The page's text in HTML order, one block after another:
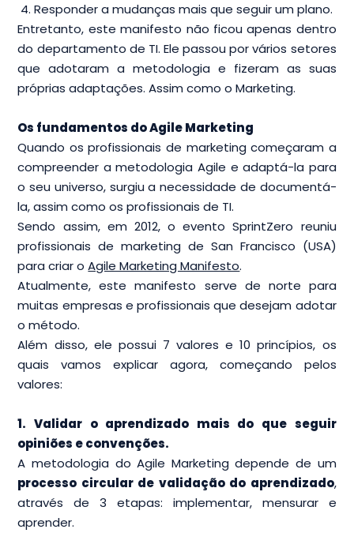
4. Responder a mudanças mais que seguir um plano.
Entretanto, este manifesto não ficou apenas dentro
do departamento de TI. Ele passou por vários setores
que adotaram a metodologia e fizeram as suas
próprias adaptações. Assim como o Marketing.
Os fundamentos do Agile Marketing
Quando os profissionais de marketing começaram a
compreender a metodologia Agile e adaptá-la para
o seu universo, surgiu a necessidade de documentá-
la, assim como os profissionais de TI.
Sendo assim, em 2012, o evento SprintZero reuniu
profissionais de marketing de San Francisco (USA)
para criar oAgile Marketing Manifesto.
Atualmente, este manifesto serve de norte para
muitas empresas e profissionais que desejam adotar
o método.
Além disso, ele possui 7 valores e 10 princípios, os
quais vamos explicar agora, começando pelos
valores:
1. Validar o aprendizado mais do que seguir
opiniões e convenções.
A metodologia do Agile Marketing depende de um
processo circular de validação do aprendizado,
através de 3 etapas: implementar, mensurar e
aprender.